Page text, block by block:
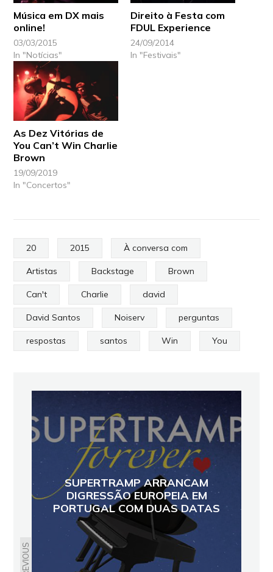
Música em DX mais
online!
03/03/2015
In "Notícias"
Direito à Festa com
FDUL Experience
24/09/2014
In "Festivais"
As Dez Vitórias de
You Can’t Win Charlie
Brown
19/09/2019
In "Concertos"
20 2015 À conversa com
Artistas Backstage Brown
Can't Charlie david
David Santos Noiserv perguntas
respostas santos Win You
PREVIOUS
SUPERTRAMP ARRANCAM
DIGRESSÃO EUROPEIA EM
PORTUGAL COM DUAS DATAS